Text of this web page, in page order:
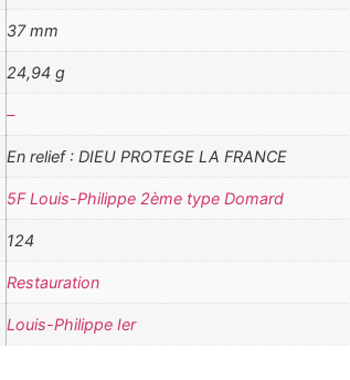
37 mm
24,94 g
–
En relief : DIEU PROTEGE LA FRANCE
5F Louis-Philippe 2ème type Domard
124
Restauration
Louis-Philippe Ier